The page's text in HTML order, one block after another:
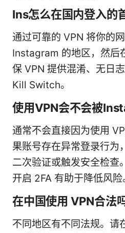
Ins怎么在国内登入的
通过可靠的 VPN 将你的
Instagram 的地区，然后
保 VPN 提供混淆、无日
Kill Switch。
使用VPN会不会被
通常不会直接因为使用
果账号存在异常登录行
二次验证或触发安全检查
开启 2FA 有助于降低风险
在中国使用 VPN合法
不同地区有不同法规。请